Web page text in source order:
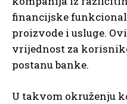
financijske
proizvode i usluge.
vrijednost za
postanu banke.
U takvom okruženju